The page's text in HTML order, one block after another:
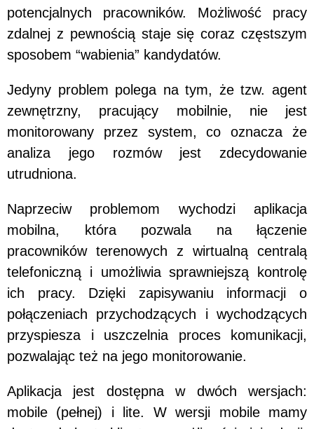
potencjalnych pracowników. Możliwość pracy
zdalnej z pewnością staje się coraz częstszym
sposobem “wabienia” kandydatów.
Jedyny problem polega na tym, że tzw. agent
zewnętrzny, pracujący mobilnie, nie jest
monitorowany przez system, co oznacza że
analiza jego rozmów jest zdecydowanie
utrudniona.
Naprzeciw problemom wychodzi aplikacja
mobilna, która pozwala na łączenie
pracowników terenowych z wirtualną centralą
telefoniczną i umożliwia sprawniejszą kontrolę
ich pracy. Dzięki zapisywaniu informacji o
połączeniach przychodzących i wychodzących
przyspiesza i uszczelnia proces komunikacji,
pozwalając też na jego monitorowanie.
Aplikacja jest dostępna w dwóch wersjach:
mobile (pełnej) i lite. W wersji mobile mamy